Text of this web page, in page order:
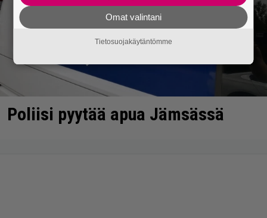
Poliisi pyytää apua Jämsässä
Omat valintani
Tietosuojakäytäntömme